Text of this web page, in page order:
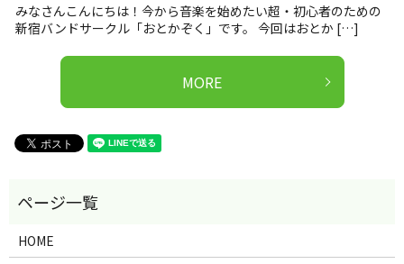
みなさんこんにちは！今から音楽を始めたい超・初心者のための
新宿バンドサークル「おとかぞく」です。 今回はおとか […]
MORE
HOME